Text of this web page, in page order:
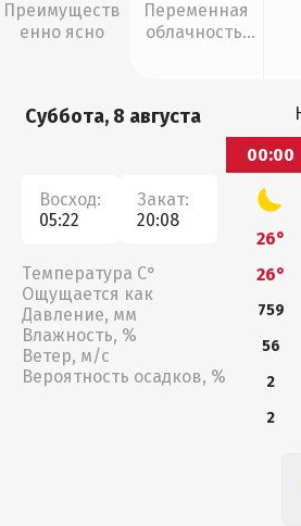
Преимуществ
енно ясно
Переменная
облачность,
Суббота, 8 августа
Восход:
05:22
Закат:
20:08
Температура С°
Ощущается как
Давление, мм
Влажность, %
Ветер, м/с
Вероятность осадков, %
00:00
26°
26°
759
56
2
2